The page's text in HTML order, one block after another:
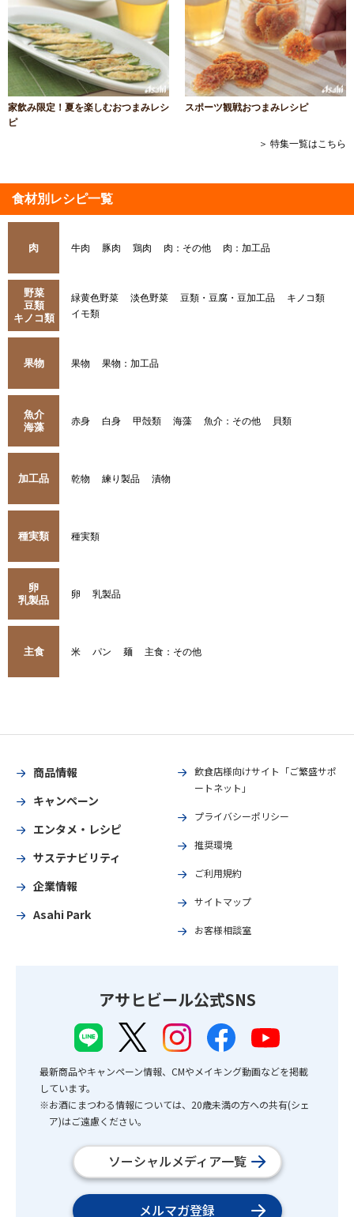
家飲み限定！夏を楽しむおつまみレシ
ピ
スポーツ観戦おつまみレシピ
＞ 特集一覧はこちら
食材別レシピ一覧
肉 牛肉 豚肉 鶏肉 肉：その他 肉：加工品
野菜
豆類
キノコ類
緑黄色野菜 淡色野菜 豆類・豆腐・豆加工品
キノコ類
イモ類
果物 果物 果物：加工品
魚介
海藻
赤身 白身 甲殻類 海藻 魚介：その他 貝類
加工品 乾物 練り製品 漬物
種実類 種実類
卵
乳製品
卵 乳製品
主食 米 パン 麺 主食：その他
商品情報
キャンペーン
エンタメ・レシピ
サステナビリティ
企業情報
Asahi Park
飲食店様向けサイト「ご繁盛サポ
ートネット」
プライバシーポリシー
推奨環境
ご利用規約
サイトマップ
お客様相談室
アサヒビール公式SNS
最新商品やキャンペーン情報、CMやメイキング動画などを掲載
しています。
※お酒にまつわる情報については、20歳未満の方への共有(シェ
ア)はご遠慮ください。
ソーシャルメディア一覧
メルマガ登録